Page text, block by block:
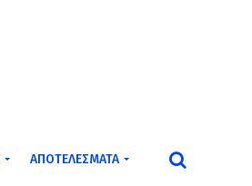
ΑΠΟΤΕΛΈΣΜΑΤΑ